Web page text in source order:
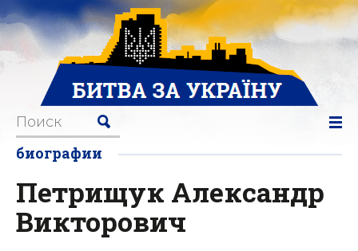
биографии
Петрищук Александр
Викторович